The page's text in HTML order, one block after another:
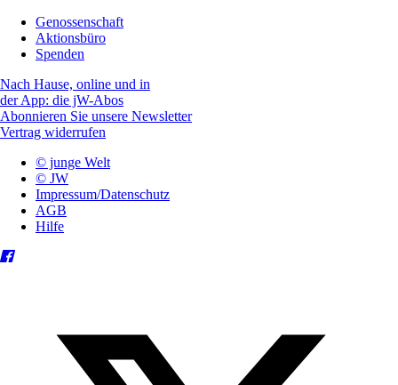
Genossenschaft
Aktionsbüro
Spenden
Nach Hause, online und in
der App: die jW-Abos
Abonnieren Sie unsere Newsletter
Vertrag widerrufen
© junge Welt
© JW
Impressum/Datenschutz
AGB
Hilfe